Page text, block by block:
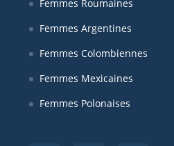
Femmes Roumaines
Femmes Argentines
Femmes Colombiennes
Femmes Mexicaines
Femmes Polonaises